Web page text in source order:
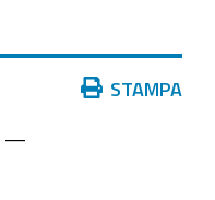
STAMPA
—